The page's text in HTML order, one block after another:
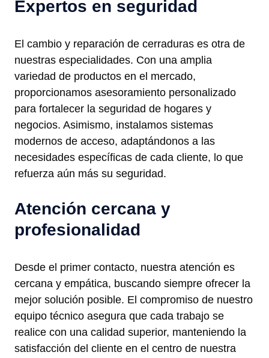
Expertos en seguridad
El cambio y reparación de cerraduras es otra de
nuestras especialidades. Con una amplia
variedad de productos en el mercado,
proporcionamos asesoramiento personalizado
para fortalecer la seguridad de hogares y
negocios. Asimismo, instalamos sistemas
modernos de acceso, adaptándonos a las
necesidades específicas de cada cliente, lo que
refuerza aún más su seguridad.
Atención cercana y
profesionalidad
Desde el primer contacto, nuestra atención es
cercana y empática, buscando siempre ofrecer la
mejor solución posible. El compromiso de nuestro
equipo técnico asegura que cada trabajo se
realice con una calidad superior, manteniendo la
satisfacción del cliente en el centro de nuestra